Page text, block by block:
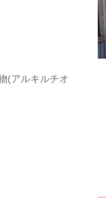
(アルキルチオ